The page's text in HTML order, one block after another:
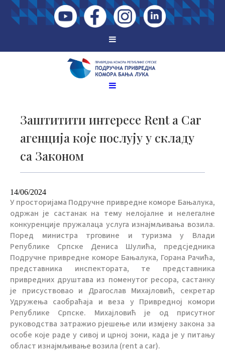
Заштитити интересе Rent a Car
агенција које послују у складу
са Законом
14/06/2024
У просторијама Подручне привредне коморе Бањалука,
одржан је састанак на тему нелојалне и нелегалне
конкуренције пружалаца услуга изнајмљивања возила.
Поред министра трговине и туризма у Влади
Републике Српске Дениса Шулића, предсједника
Подручне привредне коморе Бањалука, Горана Рачића,
представника инспектората, те представника
привредних друштава из поменутог ресора, састанку
је присуствовао и Драгослав Михајловић, секретар
Удружења саобраћаја и веза у Привредној комори
Републике Српске. Михајловић је од присутног
руководства затражио рјешење или измјену закона за
особе које раде у сивој и црној зони, када је у питању
област изнајмљивање возила (rent a car).